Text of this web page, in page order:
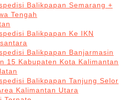
Balikpapan Semarang +
Tengah
Balikpapan Ke IKN
Balikpapan Banjarmasin
15 Kabupaten Kota Kalimantan
Balikpapan Tanjung Selor
Kalimantan Utara